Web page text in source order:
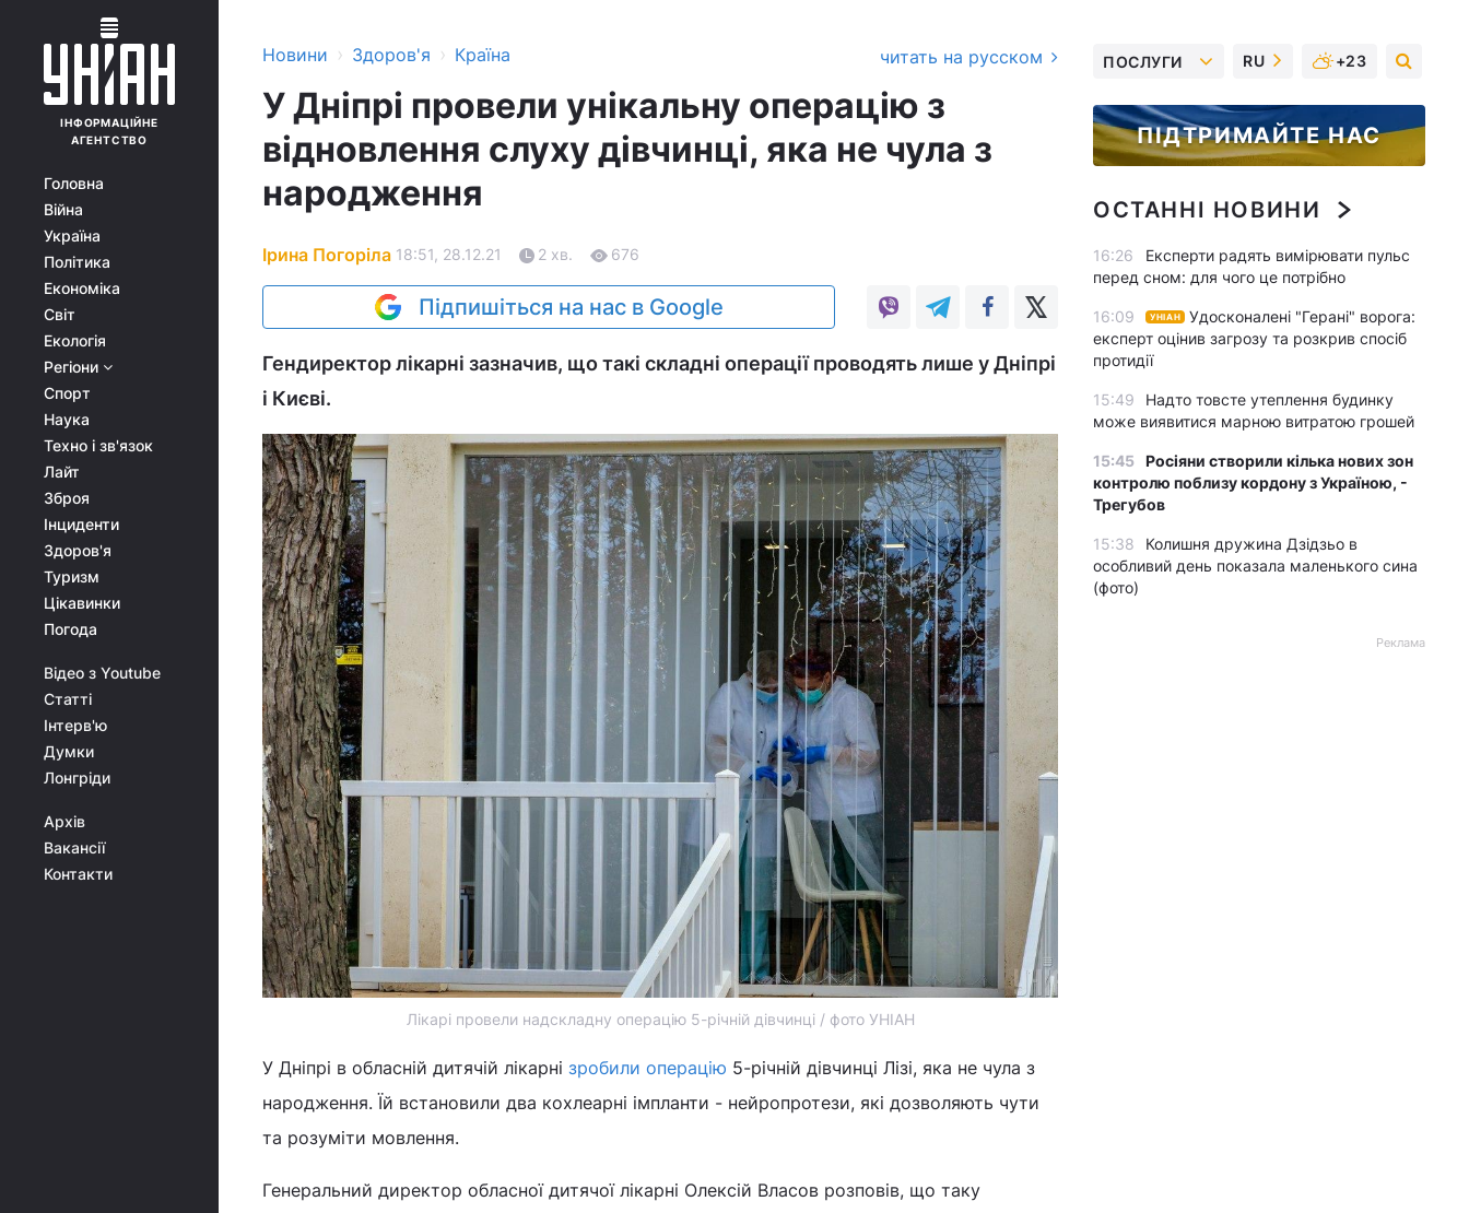
ІНФОРМАЦІЙНЕ
АГЕНТСТВО
Головна
Війна
Україна
Політика
Економіка
Світ
Екологія
Регіони
Спорт
Наука
Техно і зв'язок
Лайт
Зброя
Інциденти
Здоров'я
Туризм
Цікавинки
Погода
Відео з Youtube
Статті
Інтерв'ю
Думки
Лонгріди
Архів
Вакансії
Контакти
Новини › Здоров'я › Країна читать на русском
У Дніпрі провели унікальну операцію з
відновлення слуху дівчинці, яка не чула з
народження
Ірина Погоріла 18:51, 28.12.21 2 хв. 676
Підпишіться на нас в Google
Гендиректор лікарні зазначив, що такі складні операції проводять лише у Дніпрі
і Києві.
Лікарі провели надскладну операцію 5-річній дівчинці / фото УНІАН
У Дніпрі в обласній дитячій лікарні зробили операцію 5-річній дівчинці Лізі, яка не чула з
народження. Їй встановили два кохлеарні імпланти - нейропротези, які дозволяють чути
та розуміти мовлення.
Генеральний директор обласної дитячої лікарні Олексій Власов розповів, що таку
ПОСЛУГИ RU +23
ПІДТРИМАЙТЕ НАС
ОСТАННІ НОВИНИ
16:26
Експерти радять вимірювати пульс
перед сном: для чого це потрібно
16:09 УНІАН
Удосконалені "Герані" ворога:
експерт оцінив загрозу та розкрив спосіб
протидії
15:49
Надто товсте утеплення будинку
може виявитися марною витратою грошей
15:45 Росіяни створили кілька нових зон
контролю поблизу кордону з Україною, -
Трегубов
15:38
Колишня дружина Дзідзьо в
особливий день показала маленького сина
(фото)
Реклама